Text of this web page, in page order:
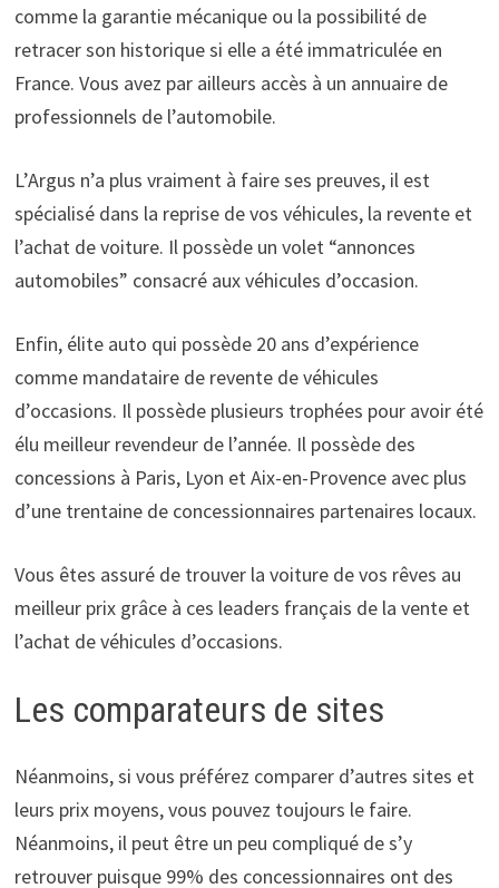
comme la garantie mécanique ou la possibilité de
retracer son historique si elle a été immatriculée en
France. Vous avez par ailleurs accès à un annuaire de
professionnels de l’automobile.
L’Argus n’a plus vraiment à faire ses preuves, il est
spécialisé dans la reprise de vos véhicules, la revente et
l’achat de voiture. Il possède un volet “annonces
automobiles” consacré aux véhicules d’occasion.
Enfin, élite auto qui possède 20 ans d’expérience
comme mandataire de revente de véhicules
d’occasions. Il possède plusieurs trophées pour avoir été
élu meilleur revendeur de l’année. Il possède des
concessions à Paris, Lyon et Aix-en-Provence avec plus
d’une trentaine de concessionnaires partenaires locaux.
Vous êtes assuré de trouver la voiture de vos rêves au
meilleur prix grâce à ces leaders français de la vente et
l’achat de véhicules d’occasions.
Les comparateurs de sites
Néanmoins, si vous préférez comparer d’autres sites et
leurs prix moyens, vous pouvez toujours le faire.
Néanmoins, il peut être un peu compliqué de s’y
retrouver puisque 99% des concessionnaires ont des